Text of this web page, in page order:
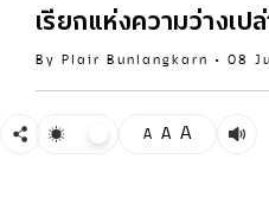
เรียกแห่งความว่างเปล่
By Plair Bunlangkarn • 08
A A A